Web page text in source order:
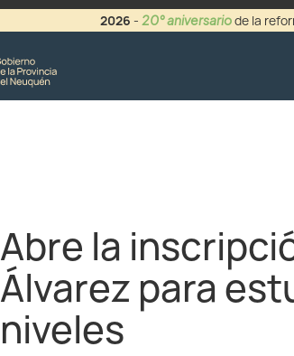
2026 - 20° aniversariode la
Abre la
Álvarez para
niveles